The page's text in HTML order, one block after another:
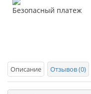
Безопасный платеж
Описание Отзывов (0)